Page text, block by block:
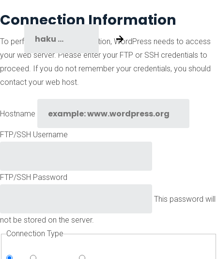
Connection Information
To perform the requested action, WordPress needs to access
your web server. Please enter your FTP or SSH credentials to
proceed. If you do not remember your credentials, you should
contact your web host.
Hostname
FTP/SSH Username
FTP/SSH Password
This password will
not be stored on the server.
Connection Type